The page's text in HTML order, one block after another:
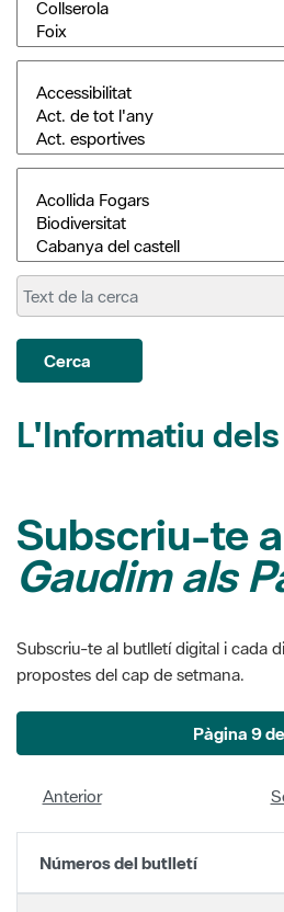
Cerca
L'Informatiu
Subscriu-te
Gaudim als
Subscriu-te al butlletí digital i cada
propostes del cap de setmana.
Pàgina 9
Anterior
Números del butlletí